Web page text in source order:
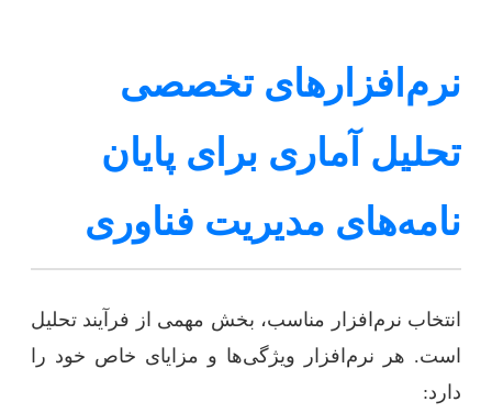
نرم‌افزارهای تخصصی
تحلیل آماری برای پایان
نامه‌های مدیریت فناوری
انتخاب نرم‌افزار مناسب، بخش مهمی از فرآیند تحلیل
است. هر نرم‌افزار ویژگی‌ها و مزایای خاص خود را
دارد: